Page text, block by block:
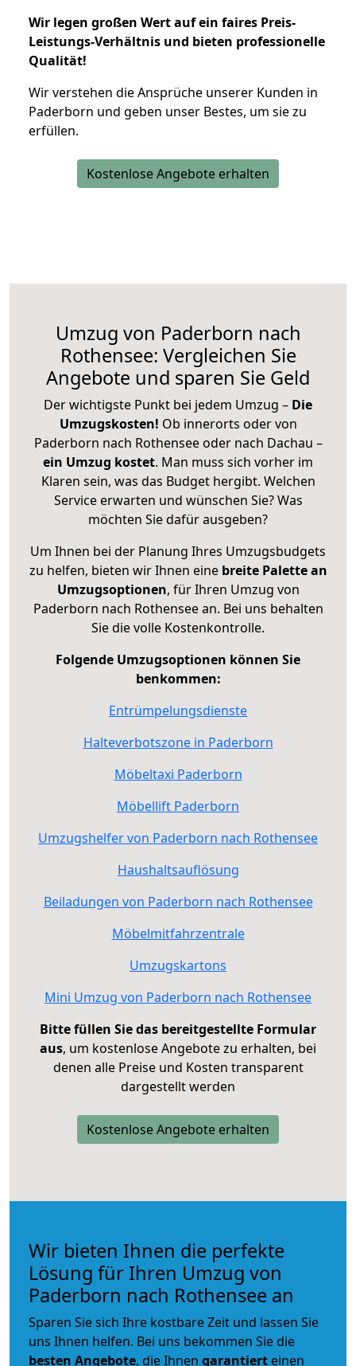
Wir legen großen Wert auf ein faires Preis-
Leistungs-Verhältnis und bieten professionelle
Qualität!
Wir verstehen die Ansprüche unserer Kunden in
Paderborn und geben unser Bestes, um sie zu
erfüllen.
Kostenlose Angebote erhalten
Umzug von Paderborn nach
Rothensee: Vergleichen Sie
Angebote und sparen Sie Geld
Der wichtigste Punkt bei jedem Umzug – Die
Umzugskosten! Ob innerorts oder von
Paderborn nach Rothensee oder nach Dachau –
ein Umzug kostet. Man muss sich vorher im
Klaren sein, was das Budget hergibt. Welchen
Service erwarten und wünschen Sie? Was
möchten Sie dafür ausgeben?
Um Ihnen bei der Planung Ihres Umzugsbudgets
zu helfen, bieten wir Ihnen eine breite Palette an
Umzugsoptionen, für Ihren Umzug von
Paderborn nach Rothensee an. Bei uns behalten
Sie die volle Kostenkontrolle.
Folgende Umzugsoptionen können Sie
benkommen:
Entrümpelungsdienste
Halteverbotszone in Paderborn
Möbeltaxi Paderborn
Möbellift Paderborn
Umzugshelfer von Paderborn nach Rothensee
Haushaltsauflösung
Beiladungen von Paderborn nach Rothensee
Möbelmitfahrzentrale
Umzugskartons
Mini Umzug von Paderborn nach Rothensee
Bitte füllen Sie das bereitgestellte Formular
aus, um kostenlose Angebote zu erhalten, bei
denen alle Preise und Kosten transparent
dargestellt werden
Kostenlose Angebote erhalten
Wir bieten Ihnen die perfekte
Lösung für Ihren Umzug von
Paderborn nach Rothensee an
Sparen Sie sich Ihre kostbare Zeit und lassen Sie
uns Ihnen helfen. Bei uns bekommen Sie die
besten Angebote, die Ihnen garantiert einen